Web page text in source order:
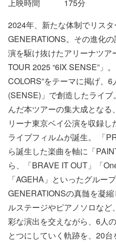
上映時間
175分
2024年、新たな体制でリス
GENERATIONS。その進化
演を駆け抜けたアリーナツア
TOUR 2025 “6IX SENSE”」
COLORS”をテーマに掲げ、
(SENSE)」で創造したライ
んだ本ツアーの集大成とな
リーナ東京ベイ公演を収録
ライブフィルムが誕生。 「
ら誕生した楽曲を軸に「
ら、「BRAVE IT OUT」「
「AGEHA」といったグルー
GENERATIONSの真髄を凝
ルステージやピアノソロな
彩な演出を交えながら、6人
とつにしていく軌跡を、20